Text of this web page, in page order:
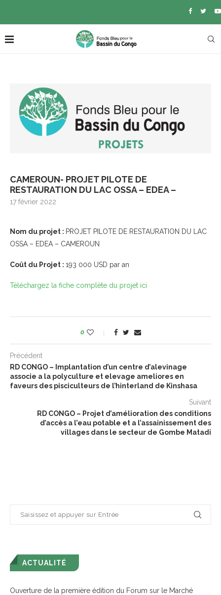
CAMEROUN- PROJET PILOTE DE
RESTAURATION DU LAC OSSA – EDEA –
17 février 2022
Nom du projet : PROJET PILOTE DE RESTAURATION DU LAC
OSSA – EDEA – CAMEROUN
Coût du Projet : 193 000 USD par an
Téléchargez la fiche complète du projet ici
0
Précédent
RD CONGO – Implantation d’un centre d’alevinage
associe a la polyculture et elevage ameliores en
faveurs des pisciculteurs de l’hinterland de Kinshasa
Suivant
RD CONGO – Projet d’amélioration des conditions
d’accès a l’eau potable et a l’assainissement des
villages dans le secteur de Gombe Matadi
ACTUALITÉ
Ouverture de la première édition du Forum sur le Marché